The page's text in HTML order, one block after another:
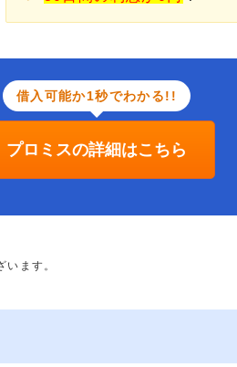
借入可能か1秒でわかる!!
プロミスの詳細はこちら
ます。